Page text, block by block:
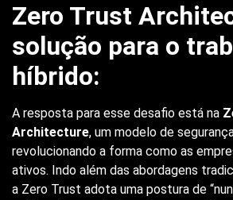
Zero Trust
solução para o
híbrido:
A resposta para esse desafio está na
Architecture, um modelo de
revolucionando a forma como as
ativos. Indo além das abordagens
a Zero Trust adota uma postura de